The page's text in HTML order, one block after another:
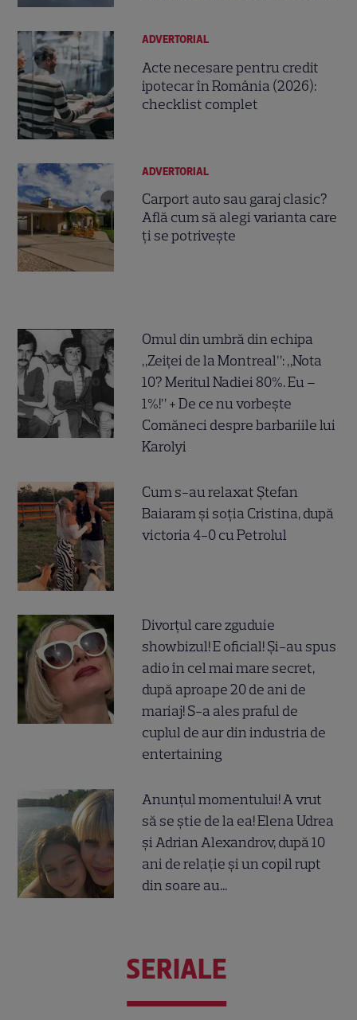
ADVERTORIAL
Acte necesare pentru credit
ipotecar în România (2026):
checklist complet
ADVERTORIAL
Carport auto sau garaj clasic?
Află cum să alegi varianta care
ți se potrivește
Omul din umbră din echipa
„Zeiței de la Montreal”: „Nota
10? Meritul Nadiei 80%. Eu –
1%!” + De ce nu vorbește
Comăneci despre barbariile lui
Karolyi
Cum s-au relaxat Ștefan
Baiaram și soția Cristina, după
victoria 4-0 cu Petrolul
Divorțul care zguduie
showbizul! E oficial! Și-au spus
adio în cel mai mare secret,
după aproape 20 de ani de
mariaj! S-a ales praful de
cuplul de aur din industria de
entertaining
Anunțul momentului! A vrut
să se știe de la ea! Elena Udrea
și Adrian Alexandrov, după 10
ani de relație și un copil rupt
din soare au...
SERIALE